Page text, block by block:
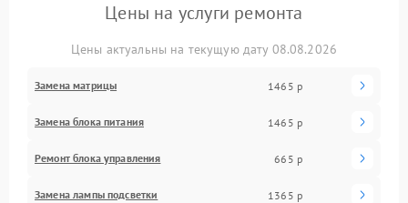
Цены на услуги ремонта
Цены актуальны на текущую дату 08.08.2026
Замена матрицы 1465 р
Замена блока питания 1465 р
Ремонт блока управления 665 р
Замена лампы подсветки 1365 р